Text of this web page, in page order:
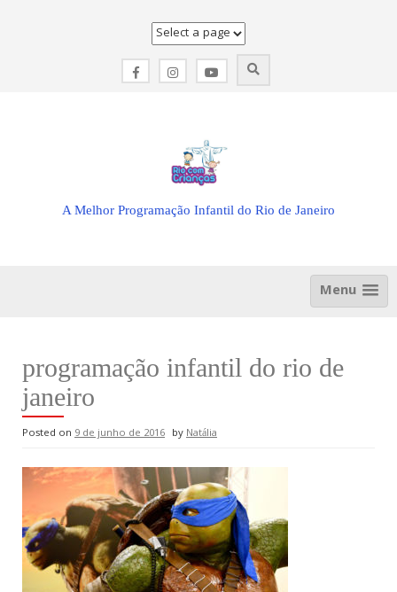
A Melhor Programação Infantil do Rio de Janeiro
Menu
programação infantil do rio de
janeiro
Posted on 9 de junho de 2016 byNatália